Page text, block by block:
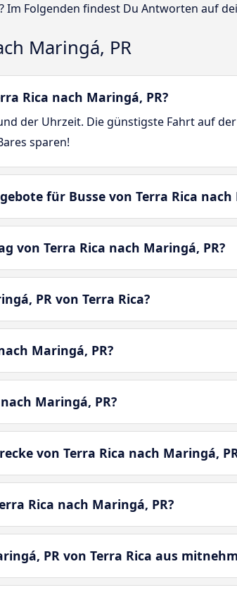
Im Folgenden findest Du Antworten auf
Maringá, PR
Rica nach Maringá, PR?
der Uhrzeit. Die günstigste Fahrt auf
sparen!
für Busse von Terra Rica nach
von Terra Rica nach Maringá, PR?
PR von Terra Rica?
Maringá, PR?
Maringá, PR?
von Terra Rica nach Maringá,
Rica nach Maringá, PR?
PR von Terra Rica aus